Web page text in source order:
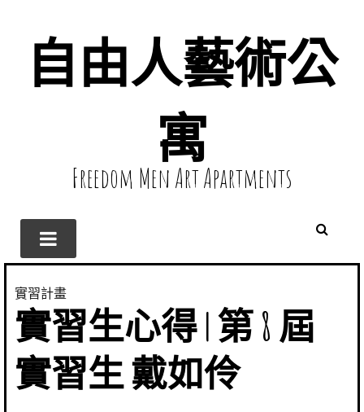
自由人藝術公
寓
Freedom Men Art Apartments
實習計畫
實習生心得 | 第 8 屆
實習生 戴如伶